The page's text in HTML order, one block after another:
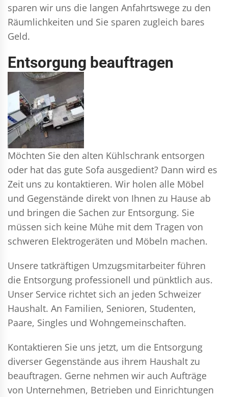
sparen wir uns die langen Anfahrtswege zu den
Räumlichkeiten und Sie sparen zugleich bares
Geld.
Entsorgung beauftragen
Möchten Sie den alten Kühlschrank entsorgen
oder hat das gute Sofa ausgedient? Dann wird es
Zeit uns zu kontaktieren. Wir holen alle Möbel
und Gegenstände direkt von Ihnen zu Hause ab
und bringen die Sachen zur Entsorgung. Sie
müssen sich keine Mühe mit dem Tragen von
schweren Elektrogeräten und Möbeln machen.
Unsere tatkräftigen Umzugsmitarbeiter führen
die Entsorgung professionell und pünktlich aus.
Unser Service richtet sich an jeden Schweizer
Haushalt. An Familien, Senioren, Studenten,
Paare, Singles und Wohngemeinschaften.
Kontaktieren Sie uns jetzt, um die Entsorgung
diverser Gegenstände aus ihrem Haushalt zu
beauftragen. Gerne nehmen wir auch Aufträge
von Unternehmen, Betrieben und Einrichtungen